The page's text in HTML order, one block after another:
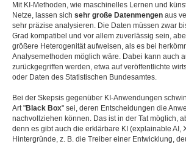
Mit KI-Methoden, wie maschinelles Lernen und
Netze, lassen sich sehr große Datenmengen aus
sehr präzise analysieren. Die Daten müssen zwar
Grad kompatibel und vor allem zuverlässig sein,
größere Heterogenität aufweisen, als es bei
Analysemethoden möglich wäre. Dabei kann auch
zurückgegriffen werden, etwa auf veröffentlichte
oder Daten des Statistischen Bundesamtes.
Bei der Skepsis gegenüber KI-Anwendungen
Art "Black Box" sei, deren Entscheidungen die
nachvollziehen können. Das ist in der Tat möglich,
denn es gibt auch die erklärbare KI (explainable AI,
Hintergründe, z. B. die Treiber einer Entwicklung,